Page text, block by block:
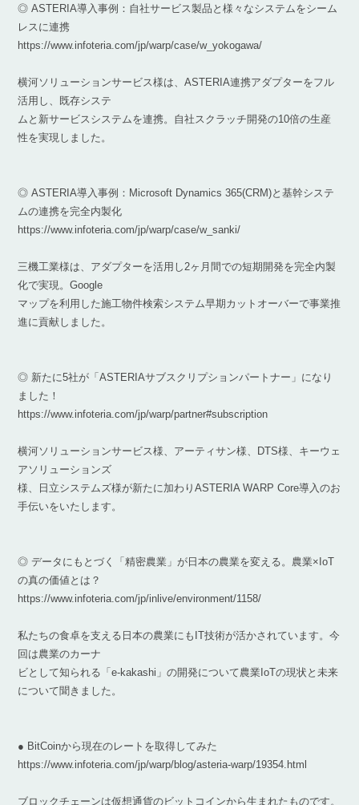
◎ ASTERIA導入事例：自社サービス製品と様々なシステムをシーム
レスに連携
https://www.infoteria.com/jp/warp/case/w_yokogawa/
横河ソリューションサービス様は、ASTERIA連携アダプターをフル
活用し、既存システ
ムと新サービスシステムを連携。自社スクラッチ開発の10倍の生産
性を実現しました。
◎ ASTERIA導入事例：Microsoft Dynamics 365(CRM)と基幹システ
ムの連携を完全内製化
https://www.infoteria.com/jp/warp/case/w_sanki/
三機工業様は、アダプターを活用し2ヶ月間での短期開発を完全内製
化で実現。Google
マップを利用した施工物件検索システム早期カットオーバーで事業推
進に貢献しました。
◎ 新たに5社が「ASTERIAサブスクリプションパートナー」になり
ました！
https://www.infoteria.com/jp/warp/partner#subscription
横河ソリューションサービス様、アーティサン様、DTS様、キーウェ
アソリューションズ
様、日立システムズ様が新たに加わりASTERIA WARP Core導入のお
手伝いをいたします。
◎ データにもとづく「精密農業」が日本の農業を変える。農業×IoT
の真の価値とは？
https://www.infoteria.com/jp/inlive/environment/1158/
私たちの食卓を支える日本の農業にもIT技術が活かされています。今
回は農業のカーナ
ビとして知られる「e-kakashi」の開発について農業IoTの現状と未来
について聞きました。
● BitCoinから現在のレートを取得してみた
https://www.infoteria.com/jp/warp/blog/asteria-warp/19354.html
ブロックチェーンは仮想通貨のビットコインから生まれたものです。